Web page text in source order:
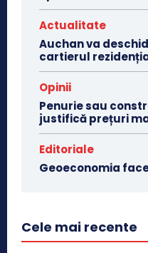
Actualitate
Auchan va
cartierul
Opinii
Penurie sau
justifică prețuri
Editoriale
Geoeconomia
Cele mai recente